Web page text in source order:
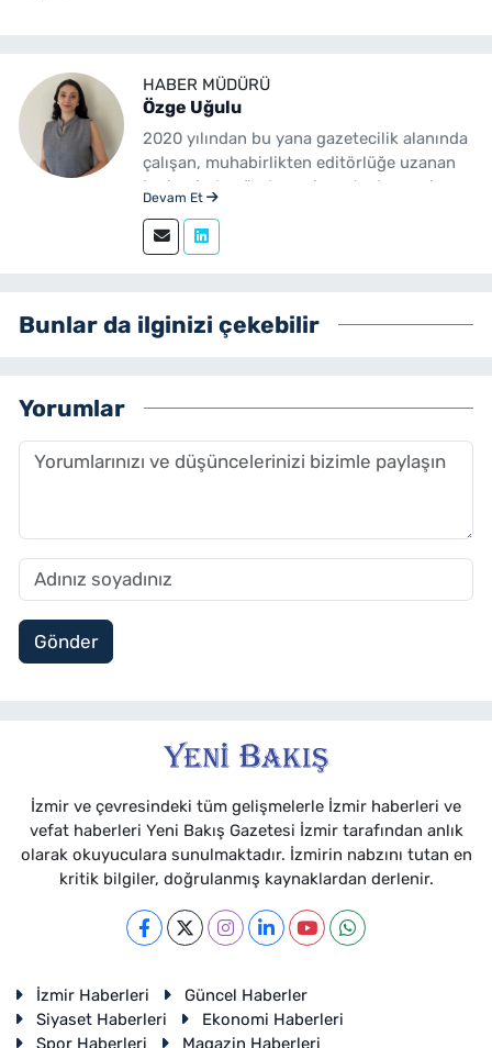
HABER MÜDÜRÜ
Özge Uğulu
2020 yılından bu yana gazetecilik alanında
çalışan, muhabirlikten editörlüğe uzanan
kariyerinde gündem, siyaset, ekonomi,
olmak üzere birçok alanda içerik üreten bir
gazetecidir. Ege Üniversitesi İletişim
olarak çalışmalarını sürdürmektedir.
Devam Et
Bunlar da ilginizi çekebilir
Yorumlar
Gönder
İzmir ve çevresindeki tüm gelişmelerle İzmir haberleri ve
vefat haberleri Yeni Bakış Gazetesi İzmir tarafından anlık
olarak okuyuculara sunulmaktadır. İzmirin nabzını tutan en
kritik bilgiler, doğrulanmış kaynaklardan derlenir.
İzmir Haberleri
Güncel Haberler
Siyaset Haberleri
Ekonomi Haberleri
Spor Haberleri
Magazin Haberleri